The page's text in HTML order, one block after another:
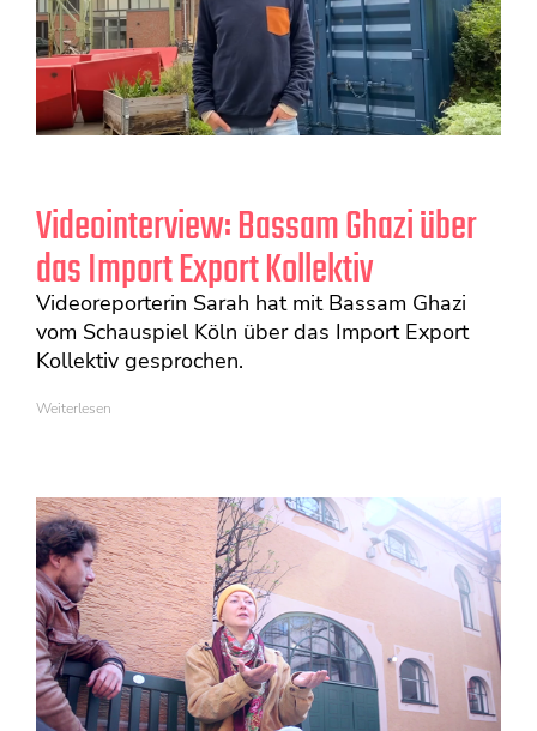
Videointerview: Bassam Ghazi über
das Import Export Kollektiv
Videoreporterin Sarah hat mit Bassam Ghazi
vom Schauspiel Köln über das Import Export
Kollektiv gesprochen.
Weiterlesen